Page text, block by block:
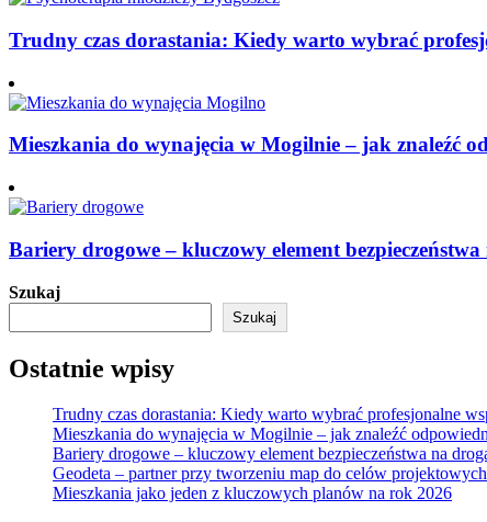
Trudny czas dorastania: Kiedy warto wybrać
Mieszkania do wynajęcia w Mogilnie – jak znaleźć
Bariery drogowe – kluczowy element
Szukaj
Szukaj
Ostatnie wpisy
Trudny czas dorastania: Kiedy warto wybrać profesjonalne
Mieszkania do wynajęcia w Mogilnie – jak znaleźć
Bariery drogowe – kluczowy element bezpieczeństwa na
Geodeta – partner przy tworzeniu map do celów projektowych
Mieszkania jako jeden z kluczowych planów na rok 2026